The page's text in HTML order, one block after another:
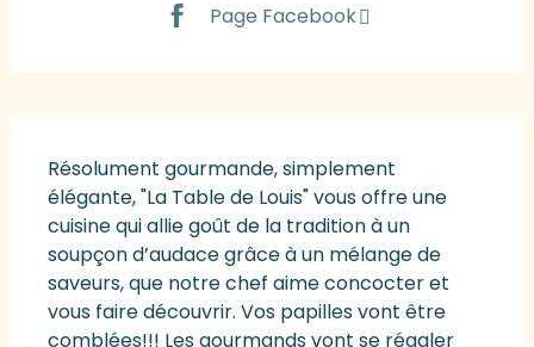
Page Facebook
Résolument gourmande, simplement
élégante, "La Table de Louis" vous offre une
cuisine qui allie goût de la tradition à un
soupçon d’audace grâce à un mélange de
saveurs, que notre chef aime concocter et
vous faire découvrir. Vos papilles vont être
comblées!!! Les gourmands vont se régaler